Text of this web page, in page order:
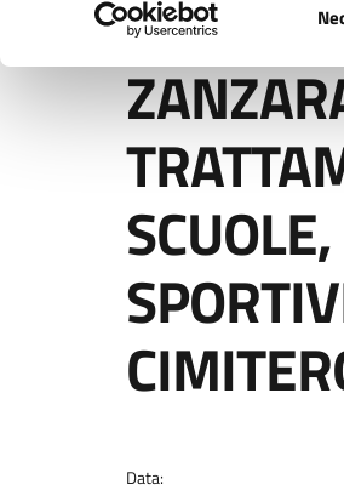
del
Home / Novità
Data: